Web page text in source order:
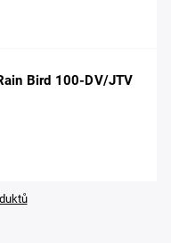
Bird 100-DV/JTV